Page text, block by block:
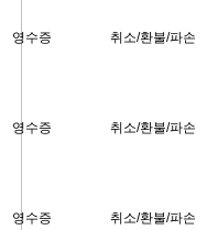
영수증 취소/환불/파손
영수증 취소/환불/파손
영수증 취소/환불/파손